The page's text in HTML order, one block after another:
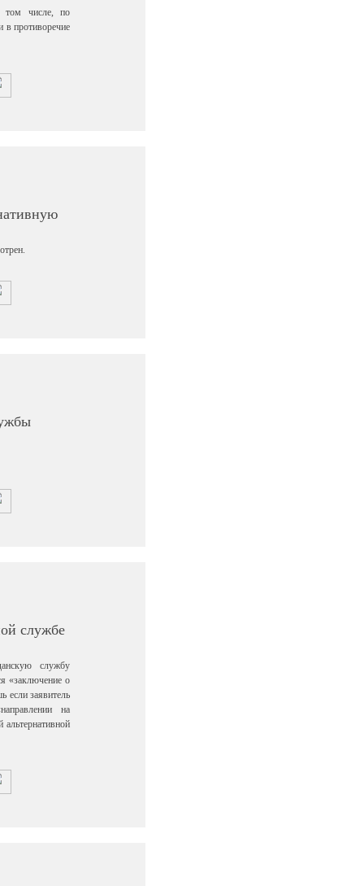
том числе, по
противоречие
службе
службу
«заключение о
если заявитель
на